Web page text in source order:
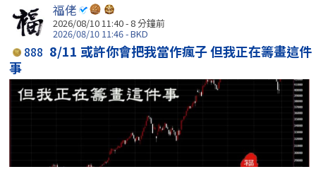
福佬
2026/08/10 11:40 -8 分鐘前
2026/08/10 11:46 - BKD
888 8/11 或許你會把我當作瘋子 但我正在籌畫這件
事